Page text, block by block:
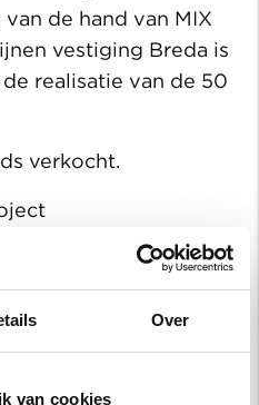
Over
van cookies
de hand van MIX
vestiging Breda is
realisatie van de 50
verkocht.